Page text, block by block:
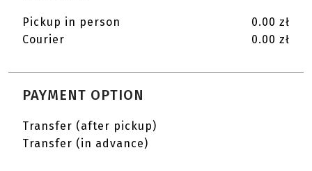
Pickup in person
0.00 zł
Courier
0.00 zł
PAYMENT OPTION
Transfer (after pickup)
Transfer (in advance)